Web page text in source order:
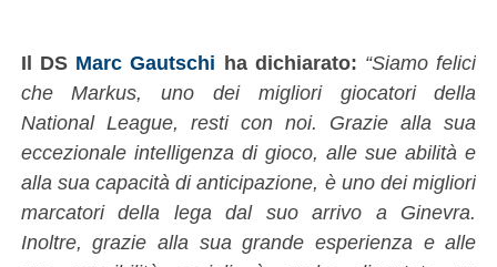
Il DS Marc Gautschi ha dichiarato: “Siamo felici
che Markus, uno dei migliori giocatori della
National League, resti con noi. Grazie alla sua
eccezionale intelligenza di gioco, alle sue abilità e
alla sua capacità di anticipazione, è uno dei migliori
marcatori della lega dal suo arrivo a Ginevra.
Inoltre, grazie alla sua grande esperienza e alle